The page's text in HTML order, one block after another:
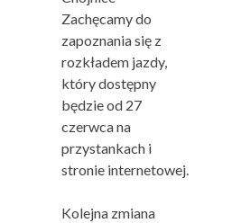
Zachęcamy do
zapoznania się z
rozkładem jazdy,
który dostępny
będzie od 27
czerwca na
przystankach i
stronie internetowej.
Kolejna zmiana